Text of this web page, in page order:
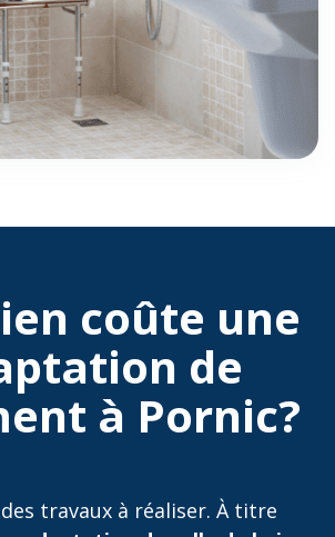
coûte une
de
à Pornic?
travaux à réaliser. À titre